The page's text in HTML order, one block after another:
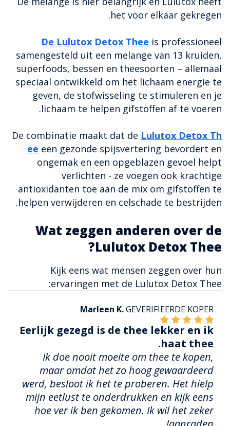
het voor elkaar gekregen.
De Lulutox Detox Thee is professioneel
samengesteld uit een melange van 13 kruiden,
superfoods, bessen en theesoorten – allemaal
speciaal ontwikkeld om het lichaam energie te
geven, de stofwisseling te stimuleren en je
lichaam te helpen gifstoffen af te voeren.
De combinatie maakt dat de Lulutox Detox Th
ee een gezonde spijsvertering bevordert en
ongemak en een opgeblazen gevoel helpt
verlichten - ze voegen ook krachtige
antioxidanten toe aan de mix om gifstoffen te
helpen verwijderen en celschade te bestrijden.
Wat zeggen anderen over de
Lulutox Detox Thee?
Kijk eens wat mensen zeggen over hun
ervaringen met de Lulutox Detox Thee:
Marleen K.GEVERIFIEERDE KOPER
Eerlijk gezegd is de thee lekker en ik
haat thee.
Ik doe nooit moeite om thee te kopen,
maar omdat het zo hoog gewaardeerd
werd, besloot ik het te proberen. Het hielp
mijn eetlust te onderdrukken en kijk eens
hoe ver ik ben gekomen. Ik wil het zeker